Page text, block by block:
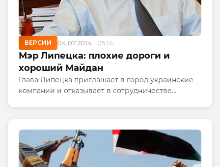
ВЕРСИИ 04.07.2014 05:14
Мэр Липецка: плохие дороги и
хороший Майдан
Глава Липецка приглашает в город украинские
компании и отказывает в сотрудничестве